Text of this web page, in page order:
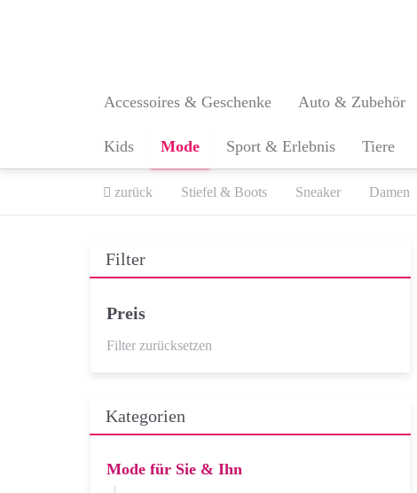
Accessoires & Geschenke Auto & Zubehör
Kids Mode Sport & Erlebnis Tiere
zurück Stiefel & Boots Sneaker Damen
Filter
Preis
Filter zurücksetzen
Kategorien
Mode für Sie & Ihn